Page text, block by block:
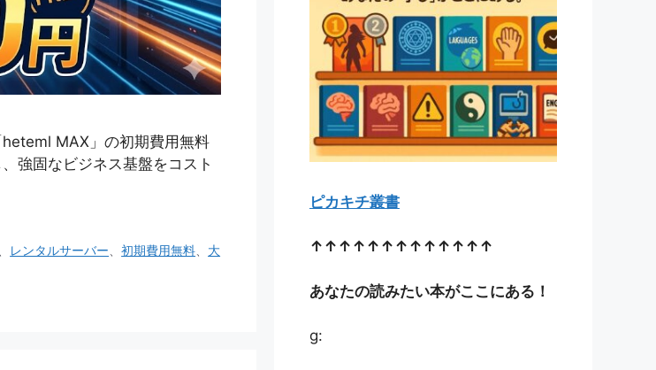
heteml MAX」の初期費用無料
強固なビジネス基盤をコスト
レンタルサーバー、初期費用無料、 大
ピカキチ叢書
↑↑↑↑↑↑↑↑↑↑↑↑↑
あなたの読みたい本がここにある！
g: